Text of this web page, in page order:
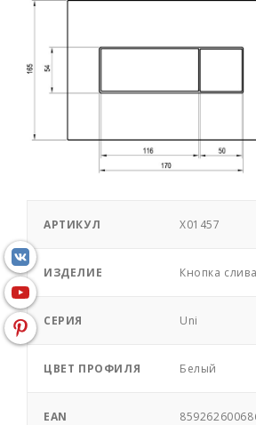
АРТИКУЛ X01457
ИЗДЕЛИЕ Кнопка слива
СЕРИЯ Uni
ЦВЕТ ПРОФИЛЯ Белый
EAN